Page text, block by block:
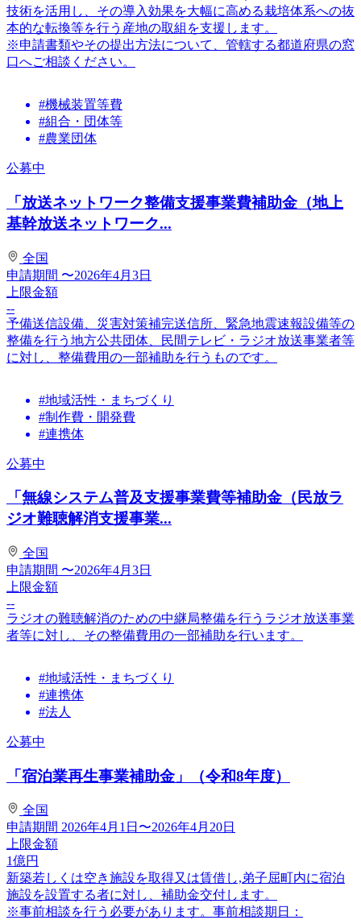
技術を活用し、その導入効果を大幅に高める栽培体系への抜
本的な転換等を行う産地の取組を支援します。
※申請書類やその提出方法について、管轄する都道府県の窓
口へご相談ください。
#機械装置等費
#組合・団体等
#農業団体
公募中
「放送ネットワーク整備支援事業費補助金（地上
基幹放送ネットワーク...
全国
申請期間 〜2026年4月3日
上限金額
--
予備送信設備、災害対策補完送信所、緊急地震速報設備等の
整備を行う地方公共団体、民間テレビ・ラジオ放送事業者等
に対し、整備費用の一部補助を行うものです。
#地域活性・まちづくり
#制作費・開発費
#連携体
公募中
「無線システム普及支援事業費等補助金（民放ラ
ジオ難聴解消支援事業...
全国
申請期間 〜2026年4月3日
上限金額
--
ラジオの難聴解消のための中継局整備を行うラジオ放送事業
者等に対し、その整備費用の一部補助を行います。
#地域活性・まちづくり
#連携体
#法人
公募中
「宿泊業再生事業補助金」（令和8年度）
全国
申請期間 2026年4月1日〜2026年4月20日
上限金額
1億円
新築若しくは空き施設を取得又は賃借し,弟子屈町内に宿泊
施設を設置する者に対し、補助金交付します。
※事前相談を行う必要があります。事前相談期日：